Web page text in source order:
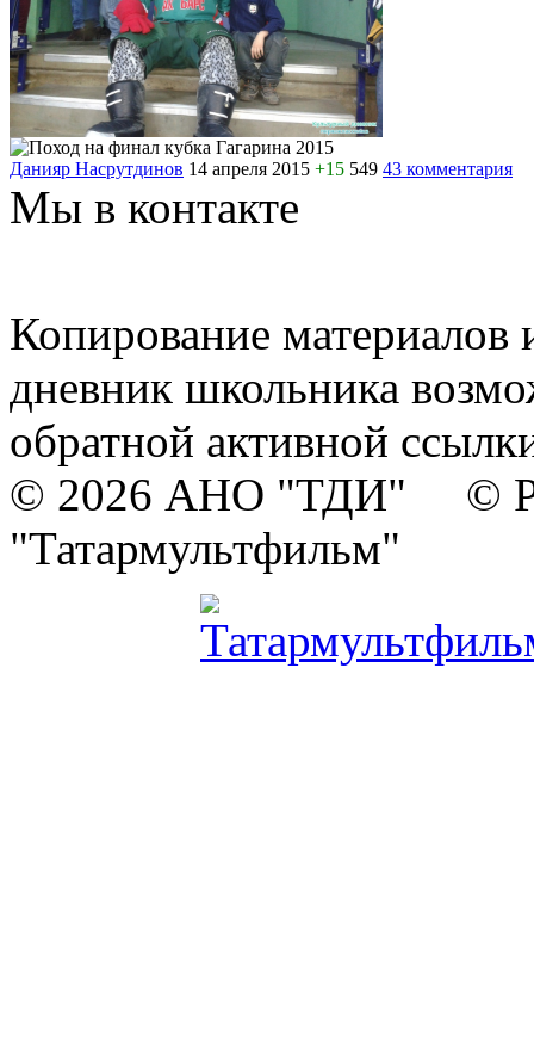
Данияр Насрутдинов 14 апреля 2015 +15 549 43 комментария
Мы в контакте
Копирование материалов
дневник школьника
обратной активной
© 2026 АНО "ТДИ" ©
"Татармультфильм"